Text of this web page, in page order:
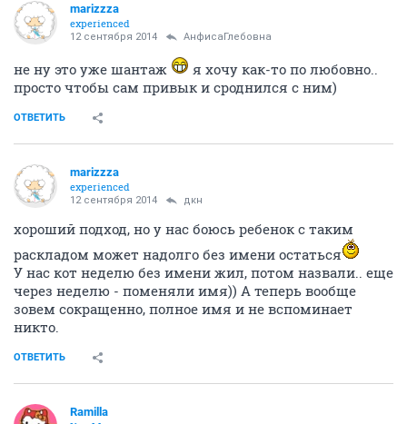
marizzza
experienced
12 сентября 2014 АнфисаГлебовна
не ну это уже шантаж
я хочу как-то по любовно..
просто чтобы сам привык и сроднился с ним)
ОТВЕТИТЬ
marizzza
experienced
12 сентября 2014 дкн
хороший подход, но у нас боюсь ребенок с таким
раскладом может надолго без имени остаться
У нас кот неделю без имени жил, потом назвали.. еще
через неделю - поменяли имя)) А теперь вообще
зовем сокращенно, полное имя и не вспоминает
никто.
ОТВЕТИТЬ
Ramilla